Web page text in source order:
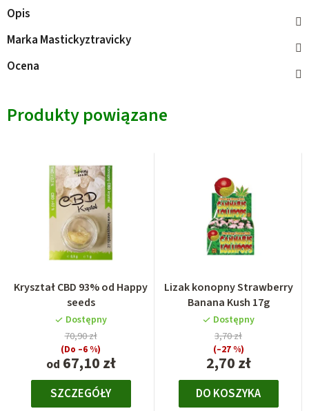
Opis
Marka Mastickyztravicky
Ocena
Produkty powiązane
Kryształ CBD 93% od Happy
seeds
Dostępny
od 67,10 zł
70,90 zł
(Do –6 %)
SZCZEGÓŁY
Lizak konopny Strawberry
Banana Kush 17g
Dostępny
2,70 zł
3,70 zł
(–27 %)
DO KOSZYKA